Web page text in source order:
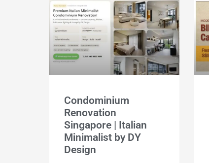
Condominium
Renovation
Singapore | Italian
Minimalist by DY
Design